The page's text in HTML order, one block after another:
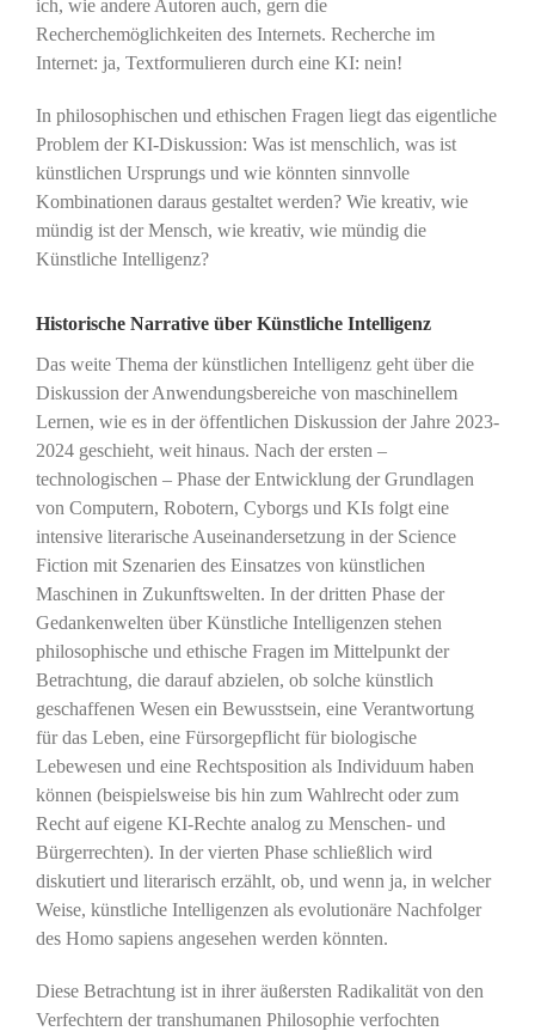
ich, wie andere Autoren auch, gern die
Recherchemöglichkeiten des Internets. Recherche im
Internet: ja, Textformulieren durch eine KI: nein!
In philosophischen und ethischen Fragen liegt das eigentliche
Problem der KI-Diskussion: Was ist menschlich, was ist
künstlichen Ursprungs und wie könnten sinnvolle
Kombinationen daraus gestaltet werden? Wie kreativ, wie
mündig ist der Mensch, wie kreativ, wie mündig die
Künstliche Intelligenz?
Historische Narrative über Künstliche Intelligenz
Das weite Thema der künstlichen Intelligenz geht über die
Diskussion der Anwendungsbereiche von maschinellem
Lernen, wie es in der öffentlichen Diskussion der Jahre 2023-
2024 geschieht, weit hinaus. Nach der ersten –
technologischen – Phase der Entwicklung der Grundlagen
von Computern, Robotern, Cyborgs und KIs folgt eine
intensive literarische Auseinandersetzung in der Science
Fiction mit Szenarien des Einsatzes von künstlichen
Maschinen in Zukunftswelten. In der dritten Phase der
Gedankenwelten über Künstliche Intelligenzen stehen
philosophische und ethische Fragen im Mittelpunkt der
Betrachtung, die darauf abzielen, ob solche künstlich
geschaffenen Wesen ein Bewusstsein, eine Verantwortung
für das Leben, eine Fürsorgepflicht für biologische
Lebewesen und eine Rechtsposition als Individuum haben
können (beispielsweise bis hin zum Wahlrecht oder zum
Recht auf eigene KI-Rechte analog zu Menschen- und
Bürgerrechten). In der vierten Phase schließlich wird
diskutiert und literarisch erzählt, ob, und wenn ja, in welcher
Weise, künstliche Intelligenzen als evolutionäre Nachfolger
des Homo sapiens angesehen werden könnten.
Diese Betrachtung ist in ihrer äußersten Radikalität von den
Verfechtern der transhumanen Philosophie verfochten